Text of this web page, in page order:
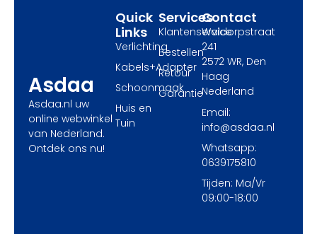
Asdaa
Asdaa.nl uw
online webwinkel
van Nederland.
Ontdek ons nu!
Services
Klantenservice
Bestellen
Retour
Garantie
Quick
Links
Verlichting
Kabels+Adapter
Schoonmaak
Huis en
Tuin
Contact
Waldorpstraat
241
2572 WR, Den
Haag
Nederland
Email:
info@asdaa.nl
Whatsapp:
0639175810
Tijden: Ma/Vr
09:00-18:00